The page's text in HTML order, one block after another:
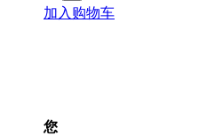
加入购物车
您